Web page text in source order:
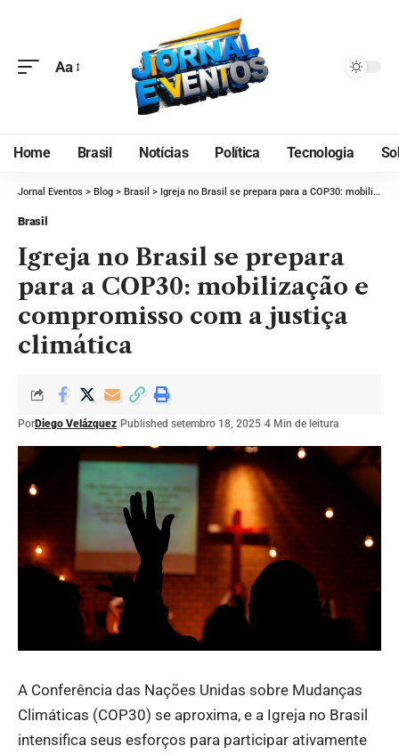
Aa
Home Brasil Notícias Política Tecnologia
Jornal Eventos > Blog > Brasil > Igreja no Brasil se prepara para a COP30: mobilização e compromisso com a justiça climática
Brasil
Igreja no Brasil se prepara
para a COP30: mobilização e
compromisso com a justiça
climática
PorDiego Velázquez Published setembro 18, 2025 4 Min de leitura
A Conferência das Nações Unidas sobre Mudanças
Climáticas (COP30) se aproxima, e a Igreja no Brasil
intensifica seus esforços para participar ativamente